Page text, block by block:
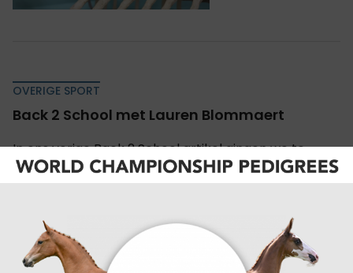
OVERIGE SPORT
Back 2 School met Lauren Blommaert
In ons vorige Back 2 School artikel gingen we te
luister bij de elfjarige Robin Vermeir. Ditmaal is het de
beurt aan Lauren Blommaert, regerend Belgisch
21-09-2022